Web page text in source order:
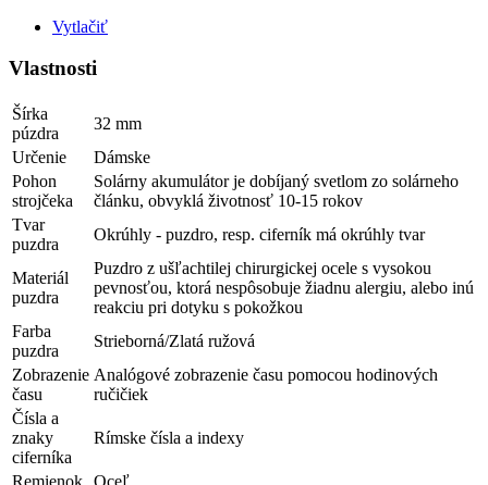
Vytlačiť
Vlastnosti
Šírka
púzdra
32 mm
Určenie
Dámske
Pohon
strojčeka
Solárny akumulátor je dobíjaný svetlom zo solárneho
článku, obvyklá životnosť 10-15 rokov
Tvar
puzdra
Okrúhly - puzdro, resp. ciferník má okrúhly tvar
Materiál
puzdra
Puzdro z ušľachtilej chirurgickej ocele s vysokou
pevnosťou, ktorá nespôsobuje žiadnu alergiu, alebo inú
reakciu pri dotyku s pokožkou
Farba
puzdra
Strieborná/Zlatá ružová
Zobrazenie
času
Analógové zobrazenie času pomocou hodinových
ručičiek
Čísla a
znaky
ciferníka
Rímske čísla a indexy